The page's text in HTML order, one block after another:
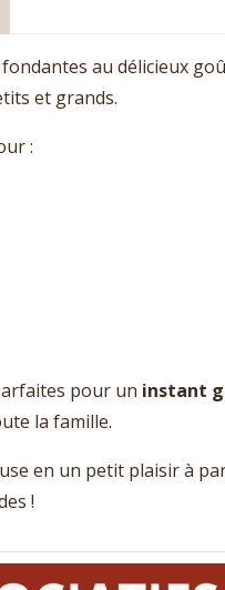
au délicieux
et grands.
:
pour un instant
la famille.
en un petit plaisir à
!